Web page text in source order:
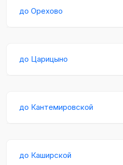
до Орехово
до Царицыно
до Кантемировской
до Каширской